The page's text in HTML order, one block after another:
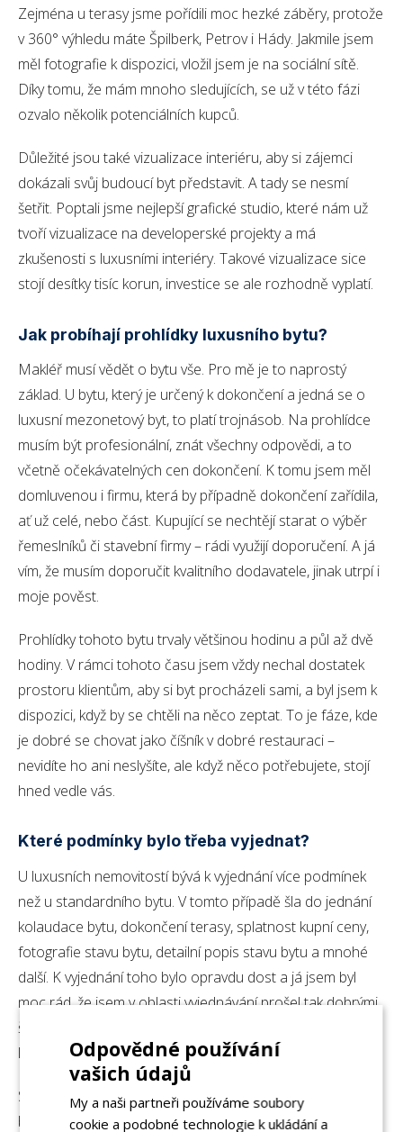
Zejména u terasy jsme pořídili moc hezké záběry, protože
v 360° výhledu máte Špilberk, Petrov i Hády. Jakmile jsem
měl fotografie k dispozici, vložil jsem je na sociální sítě.
Díky tomu, že mám mnoho sledujících, se už v této fázi
ozvalo několik potenciálních kupců.
Důležité jsou také vizualizace interiéru, aby si zájemci
dokázali svůj budoucí byt představit. A tady se nesmí
šetřit. Poptali jsme nejlepší grafické studio, které nám už
tvoří vizualizace na developerské projekty a má
zkušenosti s luxusními interiéry. Takové vizualizace sice
stojí desítky tisíc korun, investice se ale rozhodně vyplatí.
Jak probíhají prohlídky luxusního bytu?
Makléř musí vědět o bytu vše. Pro mě je to naprostý
základ. U bytu, který je určený k dokončení a jedná se o
luxusní mezonetový byt, to platí trojnásob. Na prohlídce
musím být profesionální, znát všechny odpovědi, a to
včetně očekávatelných cen dokončení. K tomu jsem měl
domluvenou i firmu, která by případně dokončení zařídila,
ať už celé, nebo část. Kupující se nechtějí starat o výběr
řemeslníků či stavební firmy – rádi využijí doporučení. A já
vím, že musím doporučit kvalitního dodavatele, jinak utrpí i
moje pověst.
Prohlídky tohoto bytu trvaly většinou hodinu a půl až dvě
hodiny. V rámci tohoto času jsem vždy nechal dostatek
prostoru klientům, aby si byt procházeli sami, a byl jsem k
dispozici, když by se chtěli na něco zeptat. To je fáze, kde
je dobré se chovat jako číšník v dobré restauraci –
nevidíte ho ani neslyšíte, ale když něco potřebujete, stojí
hned vedle vás.
Které podmínky bylo třeba vyjednat?
U luxusních nemovitostí bývá k vyjednání více podmínek
než u standardního bytu. V tomto případě šla do jednání
kolaudace bytu, dokončení terasy, splatnost kupní ceny,
fotografie stavu bytu, detailní popis stavu bytu a mnohé
další. K vyjednání toho bylo opravdu dost a já jsem byl
moc rád, že jsem v oblasti vyjednávání prošel tak dobrými
školeními a že mám za sebou už řadu let praxe. U prodeje
luxusních bytů se to opravdu hodí.
Samostatnou kapitolou pak bylo jednání s odhadcem a
bankou. Šlo o atypický byt, navíc ve stavu, ve kterém se v
Odpovědné používání
vašich údajů
My a naši partneři používáme soubory
cookie a podobné technologie k ukládání a